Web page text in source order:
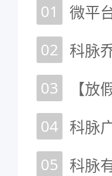
01
微平
02 科脉
03
【
04 科脉
05